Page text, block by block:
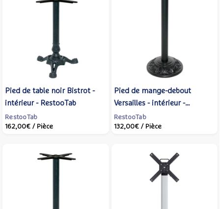
Pied de table noir Bistrot -
intérieur - RestooTab
RestooTab
162,00€ / Pièce
Pied de mange-debout
Versailles - intérieur -
RestooTab
RestooTab
132,00€ / Pièce